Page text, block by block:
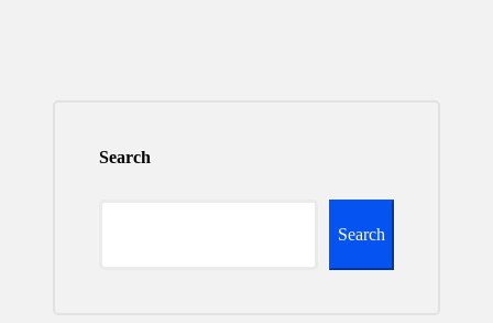
Search
Search